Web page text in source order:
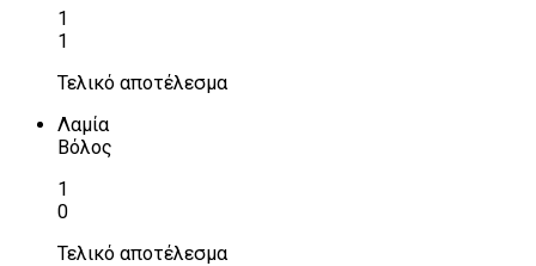
1
1
Τελικό αποτέλεσμα
Λαμία
Βόλος
1
0
Τελικό αποτέλεσμα